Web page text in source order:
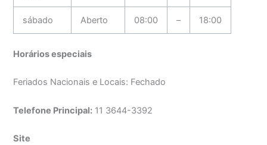
sábado Aberto 08:00 – 18:00
Horários especiais
Feriados Nacionais e Locais: Fechado
Telefone Principal: 11 3644-3392
Site